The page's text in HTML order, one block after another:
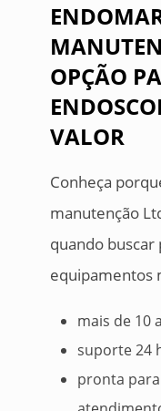
OPÇÃO
VALOR
Conheça
manutenção
quando
equipamentos
mais de 10
suporte 24
pronta